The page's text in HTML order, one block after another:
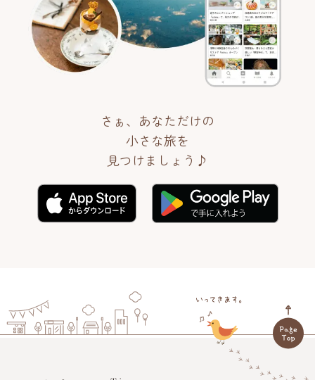
さぁ、あなただけの
小さな旅を
見つけましょう♪